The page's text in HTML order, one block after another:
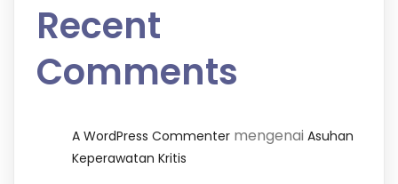
Recent
Comments
A WordPress Commenter mengenai Asuhan
Keperawatan Kritis